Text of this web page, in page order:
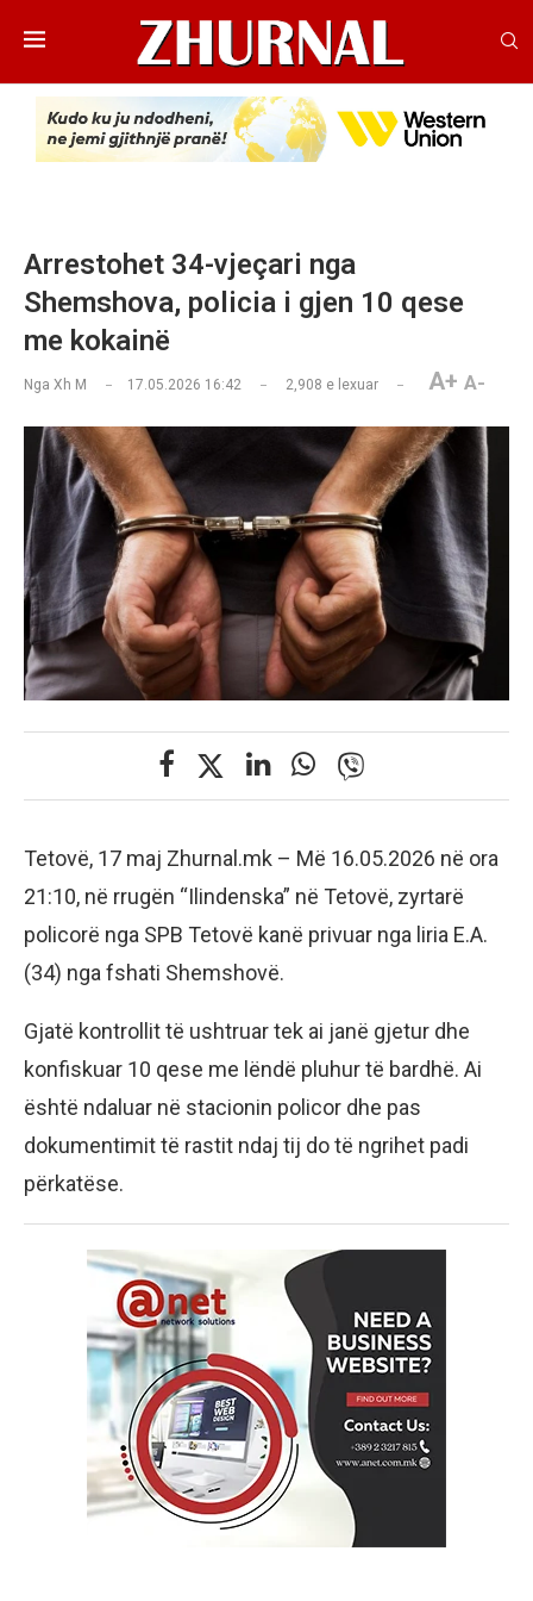
Arrestohet 34-vjeçari nga
Shemshova, policia i gjen 10 qese
me kokainë
Nga Xh M 17.05.2026 16:42 2,908 e lexuar A+ A-
Tetovë, 17 maj Zhurnal.mk – ​Më 16.05.2026 në ora
21:10, në rrugën “Ilindenska” në Tetovë, zyrtarë
policorë nga SPB Tetovë kanë privuar nga liria E.A.
(34) nga fshati Shemshovë.
Gjatë kontrollit të ushtruar tek ai janë gjetur dhe
konfiskuar 10 qese me lëndë pluhur të bardhë. Ai
është ndaluar në stacionin policor dhe pas
dokumentimit të rastit ndaj tij do të ngrihet padi
përkatëse.